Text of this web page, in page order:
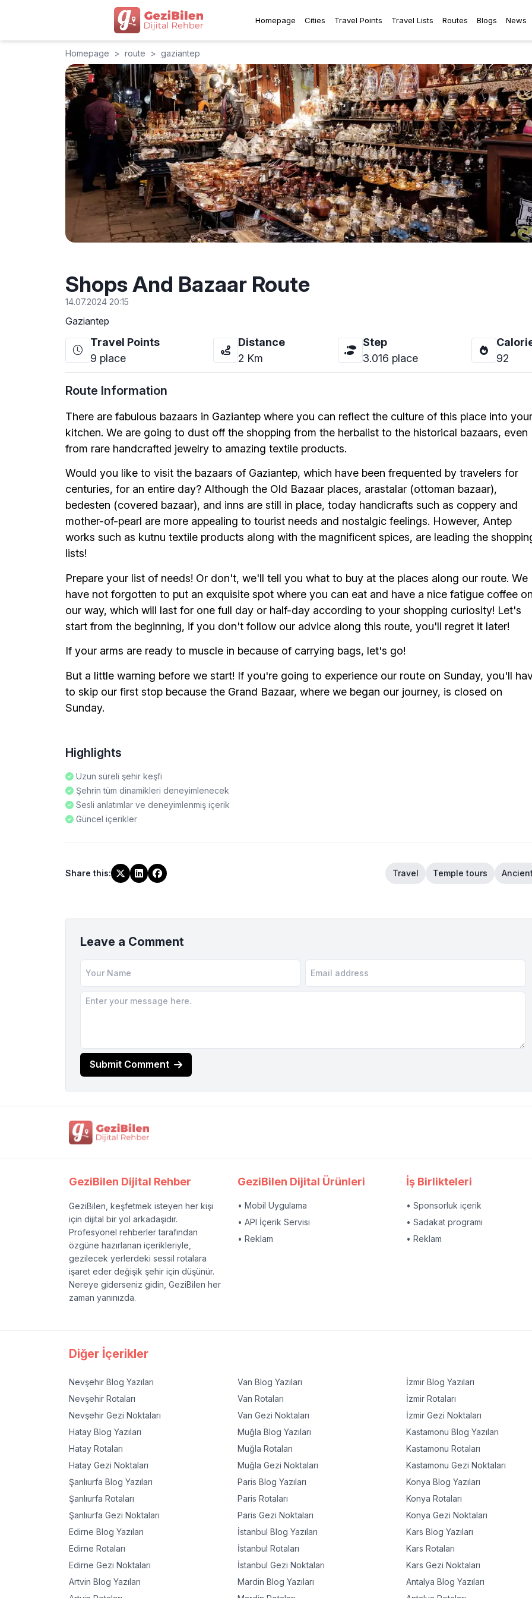
Homepage Cities Travel Points Travel Lists Routes Blogs News
Homepage > route > gaziantep
Shops And Bazaar Route
14.07.2024 20:15
Gaziantep
Travel Points
9 place
Distance
2 Km
Step
3.016 place
92
Route Information
There are fabulous bazaars in Gaziantep where you can reflect the culture of this place into your
kitchen. We are going to dust off the shopping from the herbalist to the historical bazaars, even
from rare handcrafted jewelry to amazing textile products.
Would you like to visit the bazaars of Gaziantep, which have been frequented by travelers for
centuries, for an entire day? Although the Old Bazaar places, arastalar (ottoman bazaar),
bedesten (covered bazaar), and inns are still in place, today handicrafts such as coppery and
mother-of-pearl are more appealing to tourist needs and nostalgic feelings. However, Antep
works such as kutnu textile products along with the magnificent spices, are leading the
lists!
Prepare your list of needs! Or don't, we'll tell you what to buy at the places along our route. We
have not forgotten to put an exquisite spot where you can eat and have a nice fatigue coffee
our way, which will last for one full day or half-day according to your shopping curiosity! Let's
start from the beginning, if you don't follow our advice along this route, you'll regret it later!
If your arms are ready to muscle in because of carrying bags, let's go!
But a little warning before we start! If you're going to experience our route on Sunday, you'll
to skip our first stop because the Grand Bazaar, where we began our journey, is closed on
Sunday.
Highlights
Uzun süreli şehir keşfi
Şehrin tüm dinamikleri deneyimlenecek
Sesli anlatımlar ve deneyimlenmiş içerik
Güncel içerikler
Travel Temple tours
Share this:
Leave a Comment
Submit Comment
GeziBilen Dijital Rehber
GeziBilen, keşfetmek isteyen her kişi
için dijital bir yol arkadaşıdır.
Profesyonel rehberler tarafından
özgüne hazırlanan içerikleriyle,
gezilecek yerlerdeki sessil rotalara
işaret eder değişik şehir için düşünür.
Nereye giderseniz gidin, GeziBilen her
zaman yanınızda.
GeziBilen Dijital Ürünleri
• Mobil Uygulama
• API İçerik Servisi
• Reklam
İş Birlikteleri
• Sponsorluk içerik
• Sadakat programı
• Reklam
Diğer İçerikler
Nevşehir Blog Yazıları
Nevşehir Rotaları
Nevşehir Gezi Noktaları
Hatay Blog Yazıları
Hatay Rotaları
Hatay Gezi Noktaları
Şanlıurfa Blog Yazıları
Şanlıurfa Rotaları
Şanlıurfa Gezi Noktaları
Edirne Blog Yazıları
Edirne Rotaları
Edirne Gezi Noktaları
Artvin Blog Yazıları
Van Blog Yazıları
Van Rotaları
Van Gezi Noktaları
Muğla Blog Yazıları
Muğla Rotaları
Muğla Gezi Noktaları
Paris Blog Yazıları
Paris Rotaları
Paris Gezi Noktaları
İstanbul Blog Yazıları
İstanbul Rotaları
İstanbul Gezi Noktaları
Mardin Blog Yazıları
İzmir Blog Yazıları
İzmir Rotaları
İzmir Gezi Noktaları
Kastamonu Blog Yazıları
Kastamonu Rotaları
Kastamonu Gezi Noktaları
Konya Blog Yazıları
Konya Rotaları
Konya Gezi Noktaları
Kars Blog Yazıları
Kars Rotaları
Kars Gezi Noktaları
Antalya Blog Yazıları